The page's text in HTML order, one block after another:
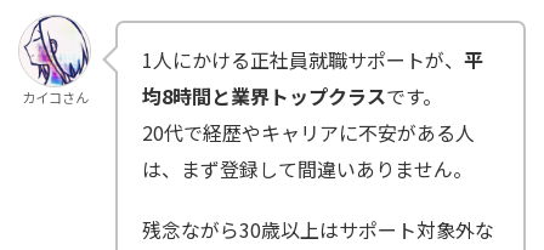
カイコさん
1人にかける正社員就職サポートが、 平
均8時間と業界トップクラスです。
20代で経歴やキャリアに不安がある人
は、まず登録して間違いありません。
残念ながら30歳以上はサポート対象外な